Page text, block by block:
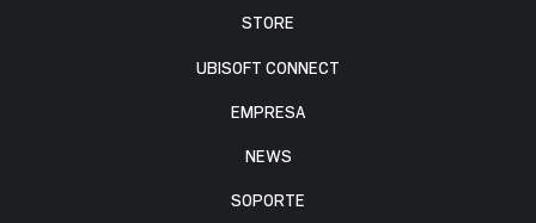
STORE
UBISOFT CONNECT
EMPRESA
NEWS
SOPORTE